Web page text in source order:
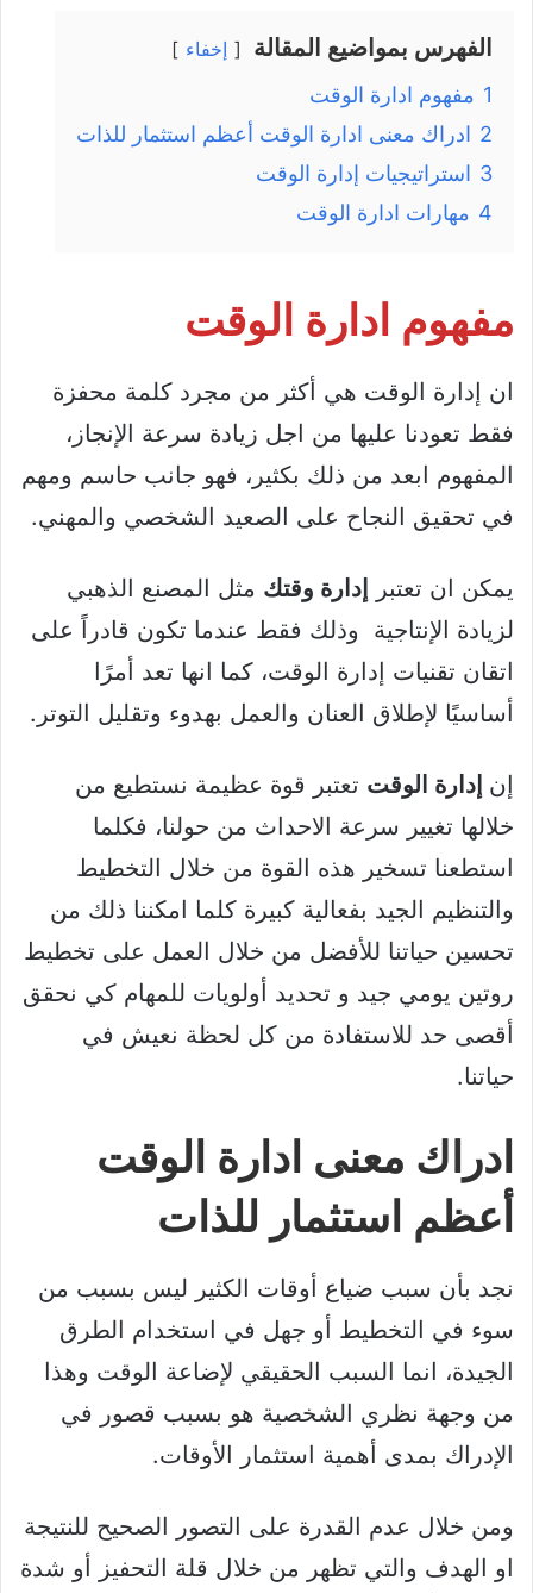
الفهرس بمواضيع المقالة إخفاء
1 مفهوم ادارة الوقت
2 ادراك معنى ادارة الوقت أعظم استثمار للذات
3 استراتيجيات إدارة الوقت
4 مهارات ادارة الوقت
مفهوم ادارة الوقت
ان إدارة الوقت هي أكثر من مجرد كلمة محفزة
فقط تعودنا عليها من اجل زيادة سرعة الإنجاز،
المفهوم ابعد من ذلك بكثير، فهو جانب حاسم ومهم
في تحقيق النجاح على الصعيد الشخصي والمهني.
يمكن ان تعتبر إدارة وقتك مثل المصنع الذهبي
لزيادة الإنتاجية وذلك فقط عندما تكون قادراً على
اتقان تقنيات إدارة الوقت، كما انها تعد أمرًا
أساسيًا لإطلاق العنان والعمل بهدوء وتقليل التوتر.
إن إدارة الوقت تعتبر قوة عظيمة نستطيع من
خلالها تغيير سرعة الاحداث من حولنا، فكلما
استطعنا تسخير هذه القوة من خلال التخطيط
والتنظيم الجيد بفعالية كبيرة كلما امكننا ذلك من
تحسين حياتنا للأفضل من خلال العمل على تخطيط
روتين يومي جيد و تحديد أولويات للمهام كي نحقق
أقصى حد للاستفادة من كل لحظة نعيش في
حياتنا.
ادراك معنى ادارة الوقت
أعظم استثمار للذات
نجد بأن سبب ضياع أوقات الكثير ليس بسبب من
سوء في التخطيط أو جهل في استخدام الطرق
الجيدة، انما السبب الحقيقي لإضاعة الوقت وهذا
من وجهة نظري الشخصية هو بسبب قصور في
الإدراك بمدى أهمية استثمار الأوقات.
ومن خلال عدم القدرة على التصور الصحيح للنتيجة
او الهدف والتي تظهر من خلال قلة التحفيز أو شدة